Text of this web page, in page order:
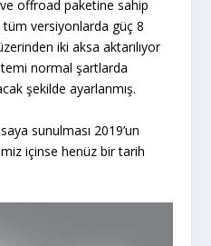
offroad paketine sahip
tüm versiyonlarda güç 8
iki aksa aktarılıyor
normal şartlarda
şekilde ayarlanmış.
sunulması 2019’un
içinse henüz bir tarih